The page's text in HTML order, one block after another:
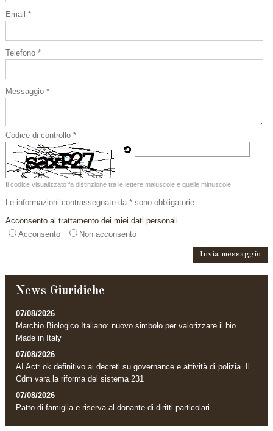
Email *
Telefono *
Messaggio *
Codice di controllo *
Il codice visualizzato fa distinzione tra le lettere maiuscole e quelle minuscole.
Le informazioni contrassegnate da * sono obbligatorie.
Acconsento al trattamento dei miei dati personali
Acconsento
Non acconsento
News Giuridiche
07/08/2026
Marchio Biologico Italiano: nuovo simbolo per valorizzare il bio
Made in Italy
07/08/2026
AI Act: ok definitivo ai decreti su governance e attività di polizia. Il
Cdm vara la riforma del sistema 231
07/08/2026
Patto di famiglia e riserva al donante di diritti particolari